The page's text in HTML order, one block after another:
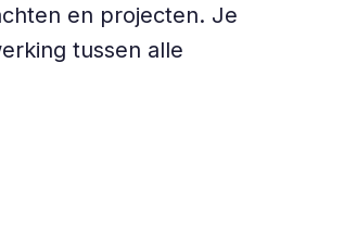
en projecten. Je
tussen alle